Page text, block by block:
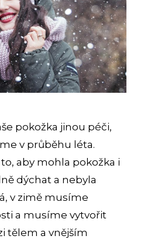
pokožka jinou péči,
v průběhu léta.
aby mohla pokožka i
dýchat a nebyla
v zimě musíme
a musíme vytvořit
tělem a vnějším